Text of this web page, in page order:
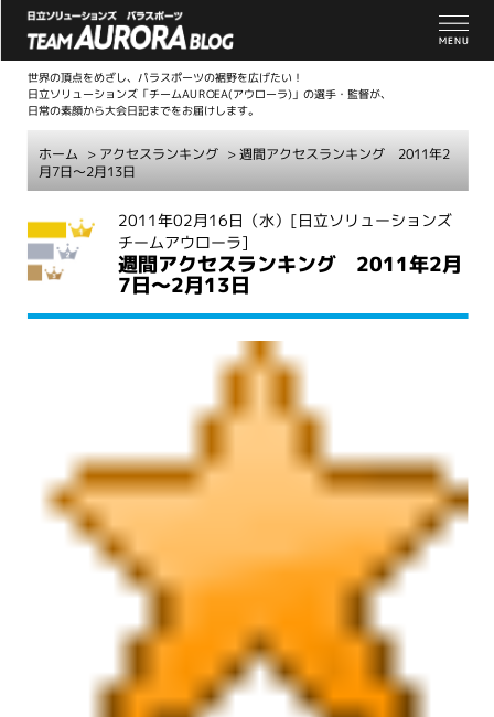
世界の頂点をめざし、パラスポーツの裾野を広げたい！
日立ソリューションズ「チームAUROEA(アウローラ)」の選手・監督が、
日常の素顔から大会日記までをお届けします。
ホーム > アクセスランキング > 週間アクセスランキング 2011年2
月7日～2月13日
2011年02月16日（水） [日立ソリューションズ
チームアウローラ]
週間アクセスランキング 2011年2月
7日～2月13日